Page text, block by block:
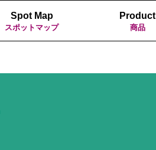
Spot Map
スポットマップ
Product
商品